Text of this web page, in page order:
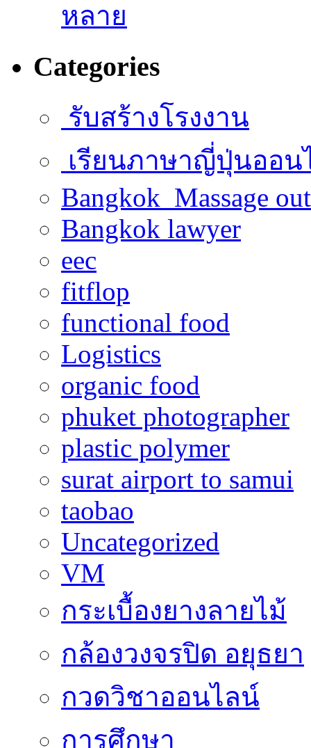
หลาย
Categories
รับสร้างโรงงาน
เรียนภาษาญี่ปุ่นออน
Bangkok Massage
Bangkok lawyer
eec
fitflop
functional food
Logistics
organic food
phuket photographer
plastic polymer
surat airport to samui
taobao
Uncategorized
VM
กระเบื้องยางลายไม้
กล้องวงจรปิด อยุธยา
กวดวิชาออนไลน์
การศึกษา